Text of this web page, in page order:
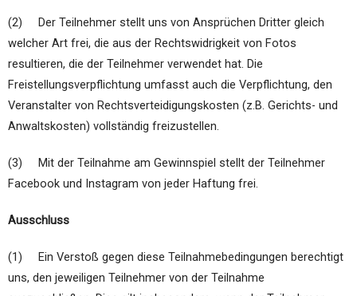
(2) Der Teilnehmer stellt uns von Ansprüchen Dritter gleich
welcher Art frei, die aus der Rechtswidrigkeit von Fotos
resultieren, die der Teilnehmer verwendet hat. Die
Freistellungsverpflichtung umfasst auch die Verpflichtung, den
Veranstalter von Rechtsverteidigungskosten (z.B. Gerichts- und
Anwaltskosten) vollständig freizustellen.
(3) Mit der Teilnahme am Gewinnspiel stellt der Teilnehmer
Facebook und Instagram von jeder Haftung frei.
Ausschluss
(1) Ein Verstoß gegen diese Teilnahmebedingungen berechtigt
uns, den jeweiligen Teilnehmer von der Teilnahme